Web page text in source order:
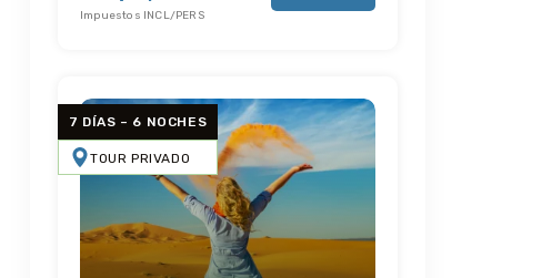
Impuestos INCL/PERS
7 DÍAS – 6 NOCHES
TOUR PRIVADO